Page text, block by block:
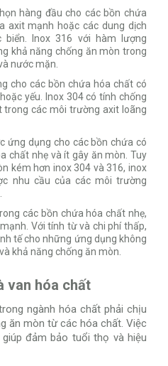
hàng đầu cho các bồn chứa
axit mạnh hoặc các dung dịch
Inox 316 với hàm lượng
khả năng chống ăn mòn trong
nước mặn.
cho các bồn chứa hóa chất có
yếu. Inox 304 có tính chống
trong các môi trường axit loãng
ứng dụng cho các bồn chứa có
chất nhẹ và ít gây ăn mòn. Tuy
kém hơn inox 304 và 316, inox
nhu cầu của các môi trường
các bồn chứa hóa chất nhẹ,
Với tính từ và chi phí thấp,
tế cho những ứng dụng không
khả năng chống ăn mòn.
van hóa chất
ngành hóa chất phải chịu
ăn mòn từ các hóa chất. Việc
đảm bảo tuổi thọ và hiệu